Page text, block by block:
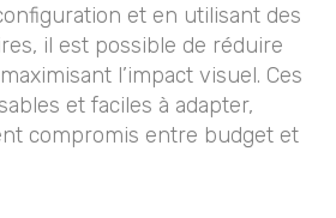
et en utilisant des
il est possible de réduire
l’impact visuel. Ces
et faciles à adapter,
compromis entre budget et